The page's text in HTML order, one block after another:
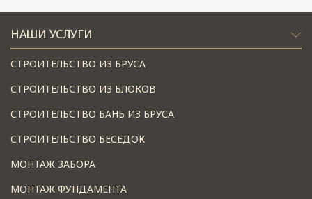
НАШИ УСЛУГИ
СТРОИТЕЛЬСТВО ИЗ БРУСА
СТРОИТЕЛЬСТВО ИЗ БЛОКОВ
СТРОИТЕЛЬСТВО БАНЬ ИЗ БРУСА
СТРОИТЕЛЬСТВО БЕСЕДОК
МОНТАЖ ЗАБОРА
МОНТАЖ ФУНДАМЕНТА